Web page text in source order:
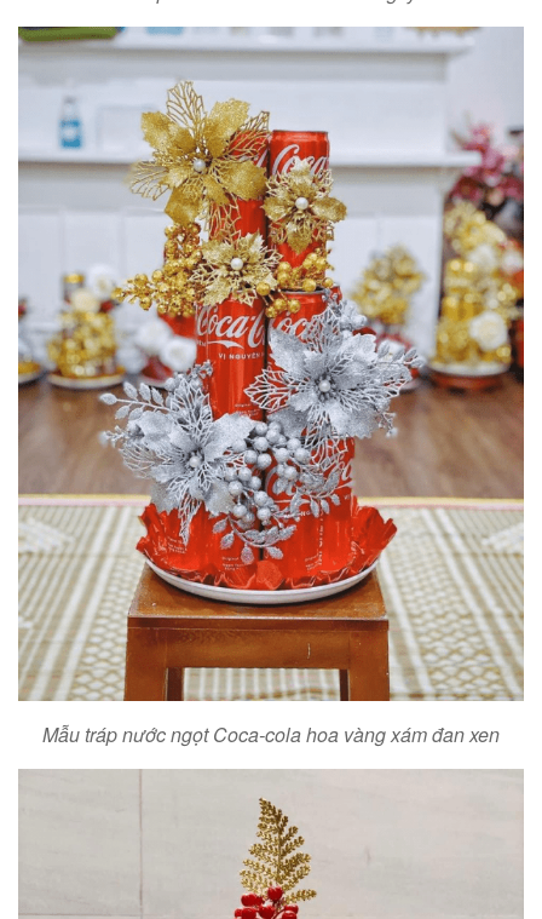
Mẫu tráp nước ngọt Coca-cola hoa vàng xám đan xen